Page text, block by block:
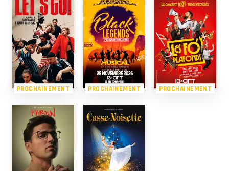
PROCHAINEMENT PROCHAINEMENT PROCHAINEMENT